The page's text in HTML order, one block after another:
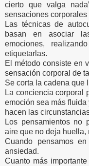
cierto que valga
sensaciones
Las técnicas de
basan en asociar
emociones,
etiquetarlas.
El método consiste en
sensación corporal de
Se corta la cadena que
La conciencia corporal
emoción sea más
hacen las
Los pensamientos no
aire que no deja huella,
Cuando pensamos
ansiedad.
Cuanto más